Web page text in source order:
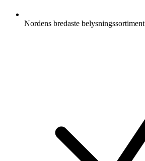
Nordens bredaste belysningssortiment